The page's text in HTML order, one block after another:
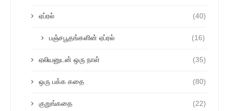
ஏப்ரல் (40)
பஞ்சபூதங்களின் ஏப்ரல் (16)
ஏலியனுடன் ஒரு நாள் (35)
ஒரு பக்க கதை (80)
குறுங்கதை (22)